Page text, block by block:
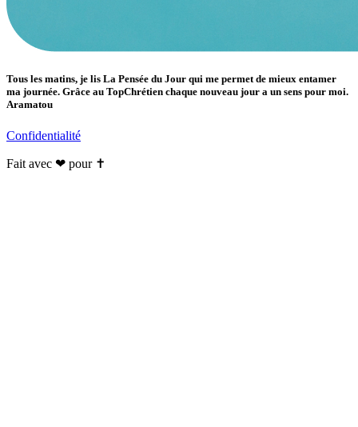
Tous les matins, je lis La Pensée du Jour qui me permet de mieux entamer
ma journée. Grâce au TopChrétien chaque nouveau jour a un sens pour moi.
Aramatou
Confidentialité
Fait avec ❤ pour ✝️️